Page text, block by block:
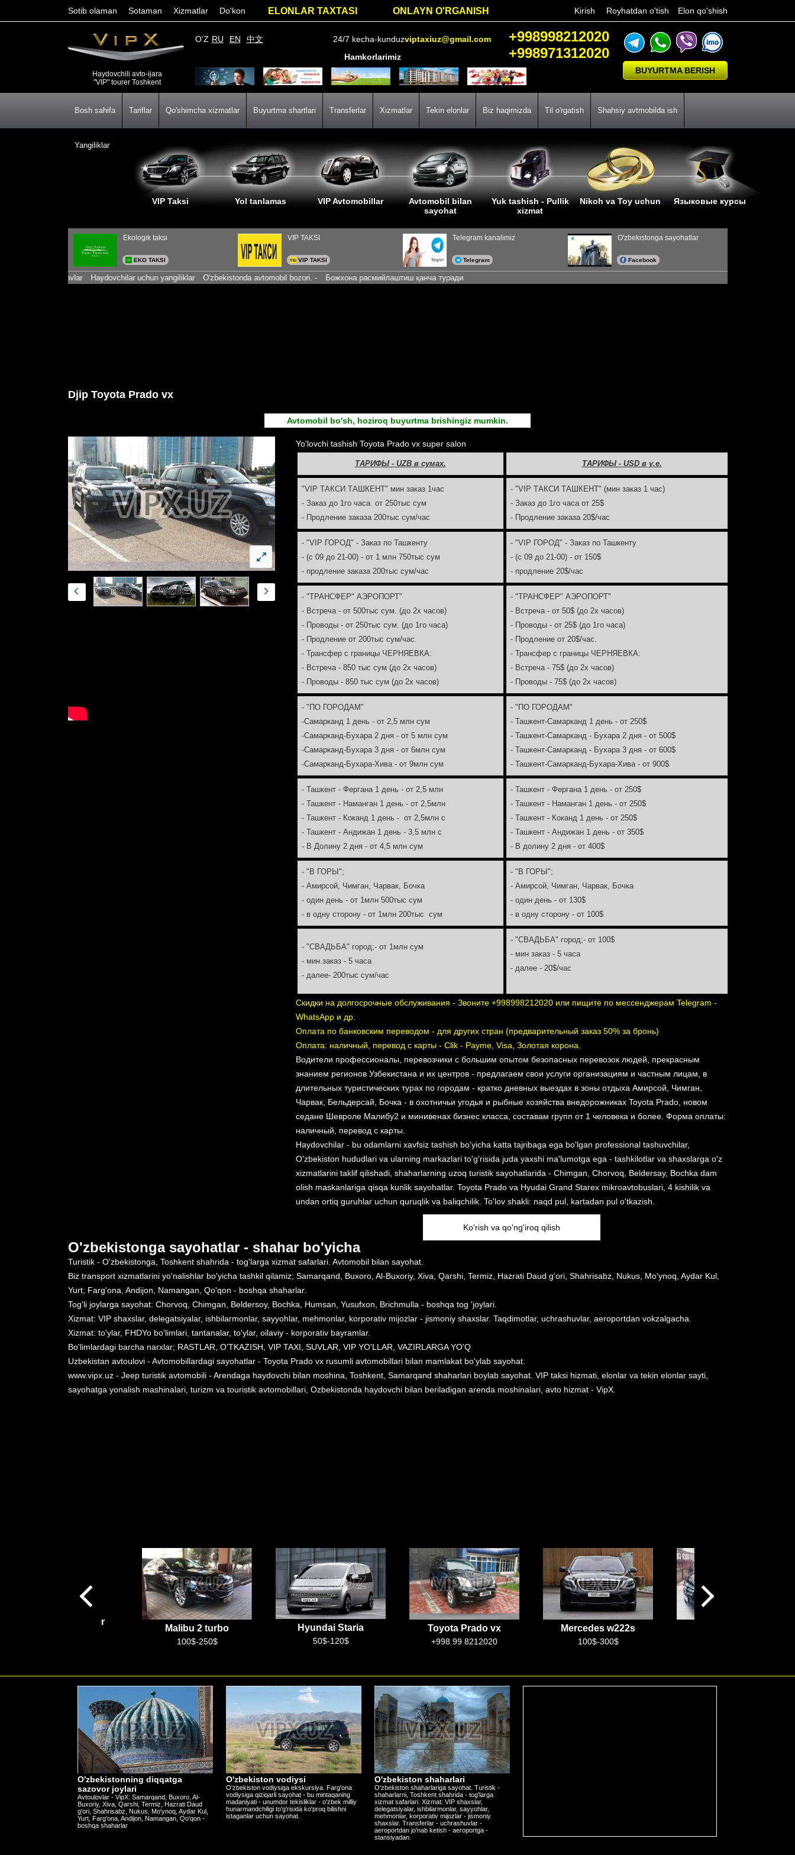
Sotib olaman Sotaman Xizmatlar Do'kon ELONLAR TAXTASI ONLAYN O'RGANISH Kirish Royhatdan o'tish Elon qo'shish
Haydovchili avto-ijara
"VIP" tourer Toshkent
Hamkorlarimiz
O'Z RU EN 中文 24/7 kecha-kunduz
+998998212020
+998971312020
viptaxiuz@gmail.com
BUYURTMA BERISH
Bosh sahifa Tariflar Qo'shimcha xizmatlar Buyurtma shartlari Transferlar Xizmatlar Tekin elonlar Biz haqimizda Til o'rgatish Shahsiy avtmobilda ish
Yangiliklar
VIP Taksi Yol tanlamas VIP Avtomobillar
Avtomobil bilan
sayohat
Yuk tashish - Pullik
xizmat
Nikoh va Toy uchun Языковые курсы
Ekologik taksi
EKO TAKSI
VIP TAKSI
VIP TAKSI
Telegram kanalimiz
Telegram
O'zbekistonga sayohatlar
Facebook
Haydovchilar uchun yangiliklar O'zbekistonda avtomobil bozori. - Божхона расмийлаштиш қанча туради
Djip Toyota Prado vx
Avtomobil bo'sh, hoziroq buyurtma brishingiz mumkin.
Yo'lovchi tashish Toyota Prado vx super salon
ТАРИФЫ - UZB в сумах. ТАРИФЫ - USD в у.е.
"VIP ТАКСИ ТАШКЕНТ" мин заказ 1час
- Заказ до 1го часа от 250тыс сум
- Продление заказа 200тыс сум/час
- "VIP ТАКСИ ТАШКЕНТ" (мин заказ 1 час)
- Заказ до 1го часа от 25$
- Продление заказа 20$/час
- "VIP ГОРОД" - Заказ по Ташкенту
- (с 09 до 21-00) - от 1 млн 750тыс сум
- продление заказа 200тыс сум/час
- "VIP ГОРОД" - Заказ по Ташкенту
- (с 09 до 21-00) - от 150$
- продление 20$/час
- "ТРАНСФЕР" АЭРОПОРТ"
- Встреча - от 500тыс сум. (до 2х часов)
- Проводы - от 250тыс сум. (до 1го часа)
- Продление от 200тыс сум/час.
- Трансфер с границы ЧЕРНЯЕВКА:
- Встреча - 850 тыс сум (до 2х часов)
- Проводы - 850 тыс сум (до 2х часов)
- "ТРАНСФЕР" АЭРОПОРТ"
- Встреча - от 50$ (до 2х часов)
- Проводы - от 25$ (до 1го часа)
- Продление от 20$/час.
- Трансфер с границы ЧЕРНЯЕВКА:
- Встреча - 75$ (до 2х часов)
- Проводы - 75$ (до 2х часов)
- "ПО ГОРОДАМ"
-Самарканд 1 день - от 2,5 млн сум
-Самарканд-Бухара 2 дня - от 5 млн сум
-Самарканд-Бухара 3 дня - от 6млн сум
-Самарканд-Бухара-Хива - от 9млн сум
- "ПО ГОРОДАМ"
- Ташкент-Самарканд 1 день - от 250$
- Ташкент-Самарканд - Бухара 2 дня - от 500$
- Ташкент-Самарканд - Бухара 3 дня - от 600$
- Ташкент-Самарканд-Бухара-Хива - от 900$
- Ташкент - Фергана 1 день - от 2,5 млн
- Ташкент - Наманган 1 день - от 2,5млн
- Ташкент - Коканд 1 день - от 2,5млн с
- Ташкент - Андижан 1 день - 3,5 млн с
- В Долину 2 дня - от 4,5 млн сум
- Ташкент - Фергана 1 день - от 250$
- Ташкент - Наманган 1 день - от 250$
- Ташкент - Коканд 1 день - от 250$
- Ташкент - Андижан 1 день - от 350$
- В долину 2 дня - от 400$
- "В ГОРЫ";
- Амирсой, Чимган, Чарвак, Бочка
- один день - от 1млн 500тыс сум
- в одну сторону - от 1млн 200тыс сум
- "В ГОРЫ";
- Амирсой, Чимган, Чарвак, Бочка
- один день - от 130$
- в одну сторону - от 100$
- "СВАДЬБА" город;- от 1млн сум
- мин.заказ - 5 часа
- далее- 200тыс сум/час
- "СВАДЬБА" город;- от 100$
- мин заказ - 5 часа
- далее - 20$/час
Скидки на долгосрочные обслуживания - Звоните +998998212020 или пищите по мессенджерам Telegram -
WhatsApp и др.
Оплата по банковским переводом - для других стран (предварительный заказ 50% за бронь)
Оплата: наличный, перевод с карты - Clik - Payme, Visa, Золотая корона.
Водители профессионалы, перевозчики с большим опытом безопасных перевозок людей, прекрасным
знанием регионов Узбекистана и их центров - предлагаем свои услуги организациям и частным лицам, в
длительных туристических турах по городам - кратко дневных выездах в зоны отдыха Амирсой, Чимган,
Чарвак, Бельдерсай, Бочка - в охотничьи угодья и рыбные хозяйства внедорожниках Toyota Prado, новом
седане Шевроле Малибу2 и минивенах бизнес класса, составам групп от 1 человека и более. Форма оплаты:
наличный, перевод с карты.
Haydovchilar - bu odamlarni xavfsiz tashish bo'yicha katta tajribaga ega bo'lgan professional tashuvchilar,
O'zbekiston hududlari va ularning markazlari to'g'risida juda yaxshi ma'lumotga ega - tashkilotlar va shaxslarga o'z
xizmatlarini taklif qilishadi, shaharlarning uzoq turistik sayohatlarida - Chimgan, Chorvoq, Beldersay, Bochka dam
olish maskanlariga qisqa kunlik sayohatlar. Toyota Prado va Hyudai Grand Starex mikroavtobuslari, 4 kishilik va
undan ortiq guruhlar uchun quruqlik va baliqchilik. To'lov shakli: naqd pul, kartadan pul o'tkazish.
Ko'rish va qo'ng'iroq qilish
O'zbekistonga sayohatlar - shahar bo'yicha
Turistik - O'zbekistonga, Toshkent shahrida - tog'larga xizmat safarlari. Avtomobil bilan sayohat.
Biz transport xizmatlarini yo'nalishlar bo'yicha tashkil qilamiz; Samarqand, Buxoro, Al-Buxoriy, Xiva, Qarshi, Termiz, Hazrati Daud g'ori, Shahrisabz, Nukus, Mo'ynoq, Aydar Kul,
Yurt, Farg'ona, Andijon, Namangan, Qo'qon - boshqa shaharlar.
Tog'li joylarga sayohat: Chorvoq, Chimgan, Beldersoy, Bochka, Humsan, Yusufxon, Brichmulla - boshqa tog 'joylari.
Xizmat: VIP shaxslar, delegatsiyalar, ishbilarmonlar, sayyohlar, mehmonlar, korporativ mijozlar - jismoniy shaxslar. Taqdimotlar, uchrashuvlar, aeroportdan vokzalgacha.
Xizmat: to'ylar, FHDYo bo'limlari, tantanalar, to'ylar, oilaviy - korporativ bayramlar.
Bo'limlardagi barcha narxlar; RASTLAR, O'TKAZISH, VIP TAXI, SUVLAR, VIP YO'LLAR, VAZIRLARGA YO'Q
Uzbekistan avtoulovi - Avtomobillardagi sayohatlar - Toyota Prado vx rusumli avtomobillari bilan mamlakat bo'ylab sayohat.
www.vipx.uz - Jeep turistik avtomobili - Arendaga haydovchi bilan moshina, Toshkent, Samarqand shaharlari boylab sayohat. VIP taksi hizmati, elonlar va tekin elonlar sayti,
sayohatga yonalish mashinalari, turizm va touristik avtomobillari, Ozbekistonda haydovchi bilan beriladigan arenda moshinalari, avto hizmat - VipX.
Hyundai Staria
50$-120$
Toyota Prado vx
+998 99 8212020
Mercedes w222s
100$-300$
Mercedes Vito
100$-250$
O'zbekistonning diqqatga
sazovor joylari
Avtoulovlar - VipX: Samarqand, Buxoro, Al-
Buxoriy, Xiva, Qarshi, Termiz, Hazrati Daud
g'ori, Shahrisabz, Nukus, Mo'ynoq, Aydar Kul,
Yurt, Farg'ona, Andijon, Namangan, Qo'qon -
boshqa shaharlar
O'zbekiston vodiysi
O'zbekiston vodiysiga ekskursiya. Farg'ona
vodiysiga qiziqarli sayohat - bu mintaqaning
madaniyati - unumdor tekisliklar - o'zbek milliy
hunarmandchiligi to'g'risida ko'proq bilishni
istaganlar uchun sayohat.
O'zbekiston shaharlari
O'zbekiston shaharlariga sayohat. Turistik -
shaharlarni, Toshkent shahrida - tog'larga
xizmat safarlari. Xizmat: VIP shaxslar,
delegatsiyalar, ishbilarmonlar, sayyohlar,
mehmonlar, korporativ mijozlar - jismoniy
shaxslar. Transferlar - uchrashuvlar -
aeroportdan jo'nab ketish - aeroportga -
stansiyadan.